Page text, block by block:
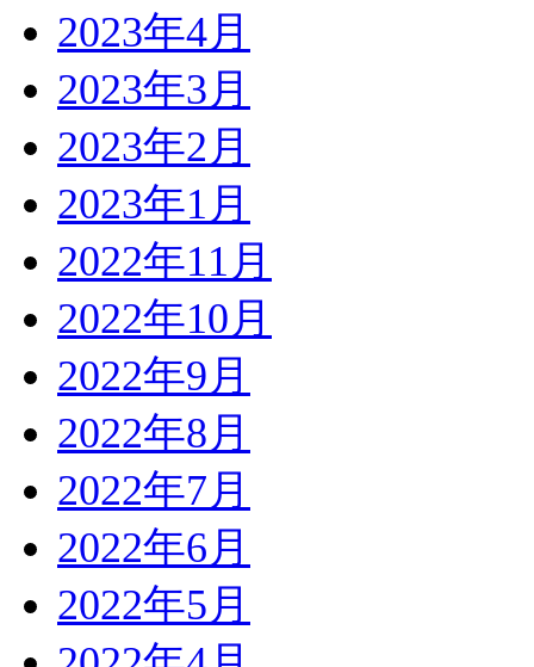
2023年4月
2023年3月
2023年2月
2023年1月
2022年11月
2022年10月
2022年9月
2022年8月
2022年7月
2022年6月
2022年5月